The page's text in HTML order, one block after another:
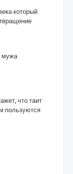
который
мужа
что таит
пользуются